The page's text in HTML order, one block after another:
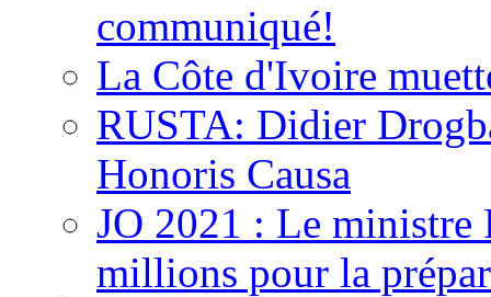
communiqué!
La Côte d'Ivoire
RUSTA: Didier
Honoris Causa
JO 2021 : Le ministre
millions pour la